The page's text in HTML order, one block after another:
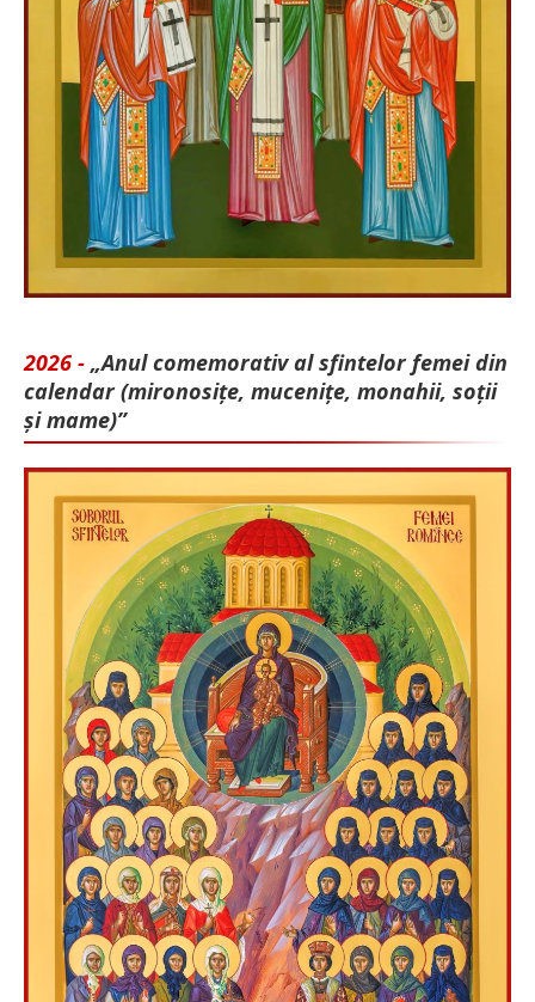
2026 - „Anul comemorativ al sfintelor femei din
calendar (mironosițe, mu­cenițe, monahii, soții
și mame)”